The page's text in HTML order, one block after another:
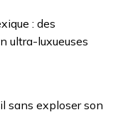
: des
ultra-luxueuses
sans exploser son